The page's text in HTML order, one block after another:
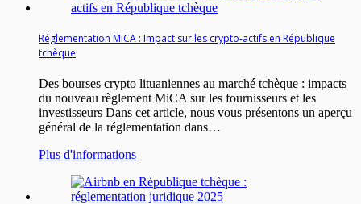
Réglementation MiCA : Impact sur les crypto-actifs en République
tchèque
Des bourses crypto lituaniennes au marché tchèque : impacts
du nouveau règlement MiCA sur les fournisseurs et les
investisseurs Dans cet article, nous vous présentons un aperçu
général de la réglementation dans…
Plus d'informations